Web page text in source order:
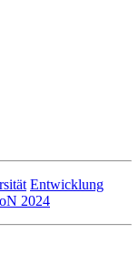
Entwicklung
2024